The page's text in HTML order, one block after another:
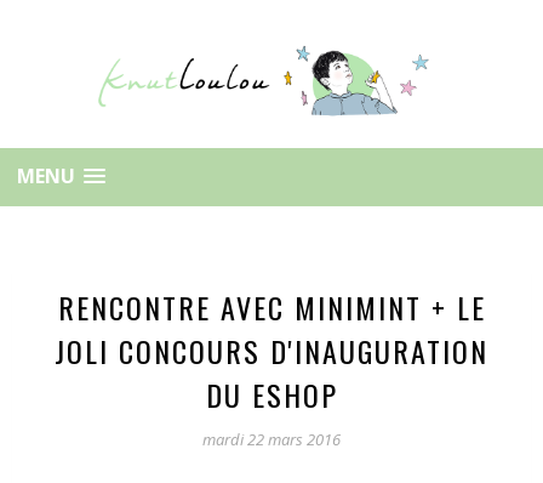
MENU
RENCONTRE AVEC MINIMINT + LE
JOLI CONCOURS D'INAUGURATION
DU ESHOP
mardi 22 mars 2016